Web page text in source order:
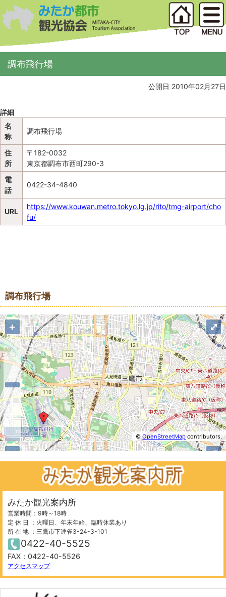
調布飛行場
公開日 2010年02月27日
詳細
名
称
調布飛行場
住
所
〒182-0032
東京都調布市西町290-3
電
話
0422-34-4840
URL
https://www.kouwan.metro.tokyo.lg.jp/rito/tmg-airport/cho
fu/
調布飛行場
+
−
©OpenStreetMapcontributors.
1000 m
⤢
+
−
1000 m
⤢
みたか観光案内所
営業時間：9時～18時
定 休 日 ：火曜日、年末年始、臨時休業あり
所 在 地 ：三鷹市下連雀3-24-3-101
0422-40-5525
FAX：0422-40-5526
アクセスマップ